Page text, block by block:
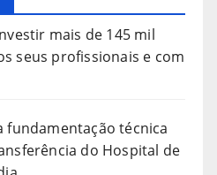
mais de 145 mil
seus profissionais e com
fundamentação técnica
do Hospital de